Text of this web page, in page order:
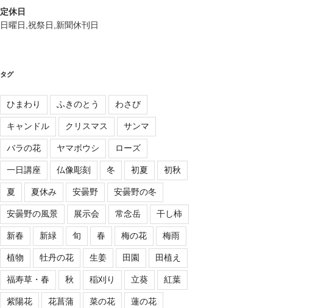
定休日
日曜日,祝祭日,新聞休刊日
タグ
ひまわり ふきのとう わさび
キャンドル クリスマス サンマ
バラの花 ヤマボウシ ローズ
一日講座 仏像彫刻 冬 初夏 初秋
夏 夏休み 安曇野 安曇野の冬
安曇野の風景 展示会 常念岳 干し柿
新春 新緑 旬 春 梅の花 梅雨
植物 牡丹の花 生姜 田園 田植え
福寿草・春 秋 稲刈り 立葵 紅葉
紫陽花 花菖蒲 菜の花 蓮の花